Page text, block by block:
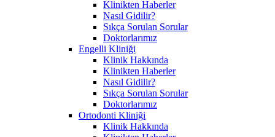
Klinikten Haberler
Nasıl Gidilir?
Sıkça Sorulan Sorular
Doktorlarımız
Engelli Kliniği
Klinik Hakkında
Klinikten Haberler
Nasıl Gidilir?
Sıkça Sorulan Sorular
Doktorlarımız
Ortodonti Kliniği
Klinik Hakkında